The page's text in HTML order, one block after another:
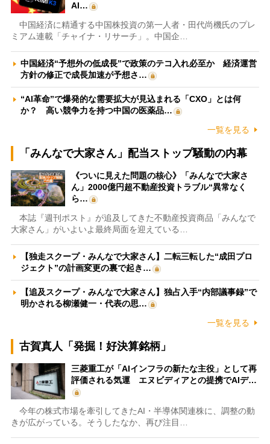
AI…
中国経済に精通する中国株投資の第一人者・田代尚機氏のプレ
ミアム連載「チャイナ・リサーチ」。中国企…
中国経済“予想外の低成長”で政策のテコ入れ必至か 経済運営
方針の修正で成長加速が予想さ…
“AI革命”で爆発的な需要拡大が見込まれる「CXO」とは何
か？ 高い競争力を持つ中国の医薬品…
一覧を見る
「みんなで大家さん」配当ストップ騒動の内幕
《ついに見えた問題の核心》「みんなで大家さ
ん」2000億円超不動産投資トラブル“異常なく
ら…
本誌『週刊ポスト』が追及してきた不動産投資商品「みんなで
大家さん」がいよいよ最終局面を迎えている…
【独走スクープ・みんなで大家さん】二転三転した“成田プロ
ジェクト”の計画変更の裏で起き…
【追及スクープ・みんなで大家さん】独占入手“内部議事録”で
明かされる柳瀬健一・代表の思…
一覧を見る
古賀真人「発掘！好決算銘柄」
三菱重工が「AIインフラの新たな主役」として再
評価される気運 エヌビディアとの提携でAIデ…
今年の株式市場を牽引してきたAI・半導体関連株に、調整の動
きが広がっている。そうしたなか、再び注目…